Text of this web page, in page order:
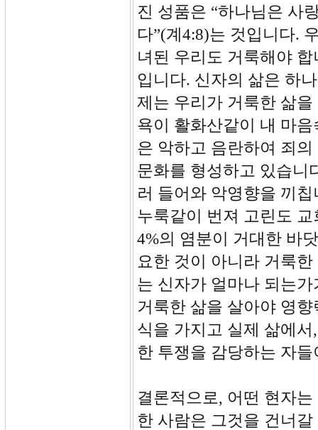
진 성품은 “하나님은 사
다”(계4:8)는 것입니다.
녀된 우리도 거룩해야
입니다. 신자의 삶은 하
제는 우리가 거룩한 삶
욕이 활화산같이 내 마
은 악하고 음란하여 죄
문화를 형성하고 있습니
러 들어와 악영향을 끼
누룩같이 번져 고린도
4%의 염분이 거대한 바
요한 것이 아니라 거룩
는 신자가 얼마나 되는
거룩한 삶을 살아야 영
식을 가지고 실제 삶에
한 투쟁을 감당하는 자
결론적으로, 어떤 현자
한 사람은 그것을 건너